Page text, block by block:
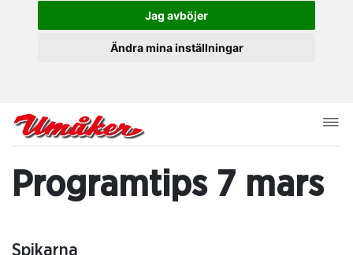
Jag avböjer
Ändra mina inställningar
Programtips 7 mars
Spikarna